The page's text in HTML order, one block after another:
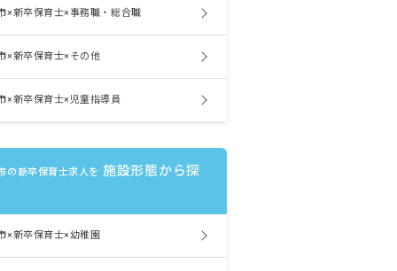
×新卒保育士×事務職・総合職
×新卒保育士×その他
×新卒保育士×児童指導員
の新卒保育士求人を 施設形態から探
×新卒保育士×幼稚園